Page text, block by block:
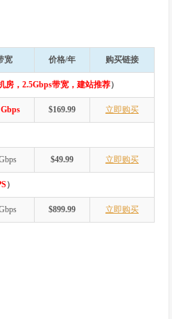
宽 价格/年 购买链接
，2.5Gbps带宽，建站推荐）
$169.99 立即购买
$49.99 立即购买
）
$899.99 立即购买